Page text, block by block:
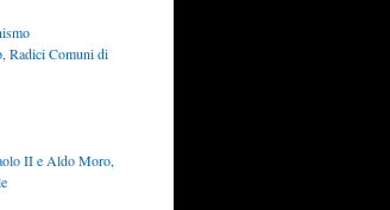
Radici Comuni di
II e Aldo Moro,